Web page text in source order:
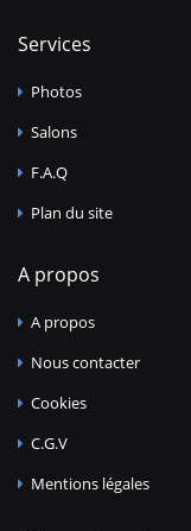
Services
Photos
Salons
F.A.Q
Plan du site
A propos
A propos
Nous contacter
Cookies
C.G.V
Mentions légales